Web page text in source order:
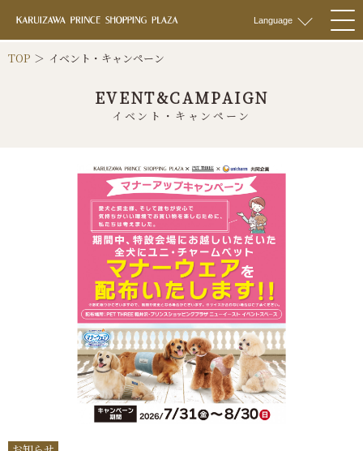
軽井沢 プリンス
Language
TOP イベント・キャンペーン
EVENT&CAMPAIGN
イベント・キャンペーン